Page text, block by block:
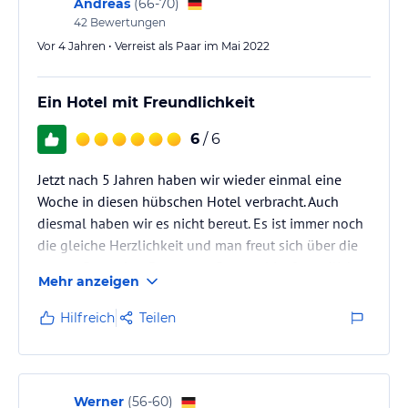
Sport und Unterhaltung
Das Berghotel Johanneshof bietet seinen Gästen eine
können Sie sich im Whirlpool, der Sauna und im Türkischen Bad
entspannen. Die Unterkunft ist ein perfekter Ausgangspunkt für
Schwierigkeitsgrade in der Rieserfernergruppe oder den
Dolomiten.
Zu den organisierten Aktivitäten im Sommer gehört eine geführte
Hinweis: Allgemeine und unverbindliche
Hoteliers-/Veranstalter-/Kataloginformationen. Alle Angaben
lies vor der Buchung die verbindlichen
Andreas (66-70)
42 Bewertungen
Vor 4 Jahren • Verreist als Paar im Mai 2022
Ein Hotel mit Freundlichkeit
6 / 6
Jetzt nach 5 Jahren haben wir wieder einmal eine
Woche in diesen hübschen Hotel verbracht. Auch
diesmal haben wir es nicht bereut. Es ist immer noch
die gleiche Herzlichkeit und man freut sich über die
und wir fühlen uns einfach wohl dort.
Mehr anzeigen
Hilfreich Teilen
Werner (56-60)